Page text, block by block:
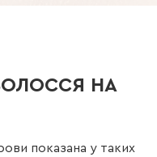
НА
показана у таких